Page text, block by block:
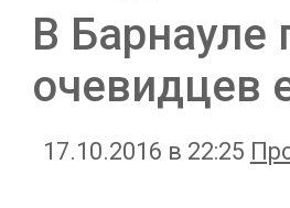
В Барнауле
очевидцев
17.10.2016 в 22:25